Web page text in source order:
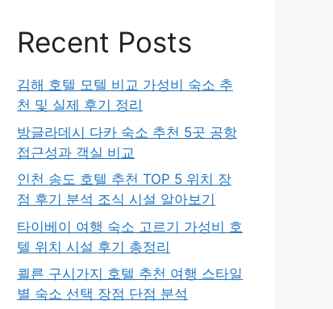
Recent Posts
김해 호텔 모텔 비교 가성비 숙소 추
천 및 실제 후기 정리
방글라데시 다카 숙소 추천 5곳 공항
접근성과 객실 비교
인천 송도 호텔 추천 TOP 5 위치 장
점 후기 분석 조식 시설 알아보기
타이베이 여행 숙소 고르기 가성비 호
텔 위치 시설 후기 총정리
쾰른 구시가지 호텔 추천 여행 스타일
별 숙소 선택 장점 단점 분석